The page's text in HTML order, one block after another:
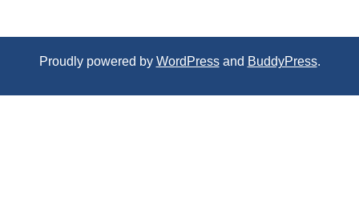
Proudly powered by WordPressand BuddyPress.